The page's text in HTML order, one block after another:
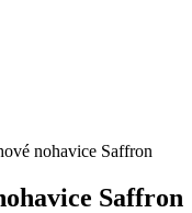
nohavice Saffron
Saffron